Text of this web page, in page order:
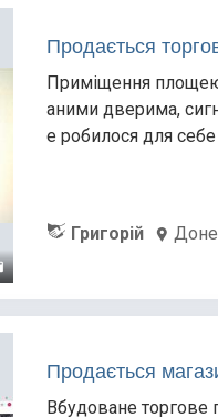
Продається
Приміщення
аними дверима,
е робилося для
Григорій
Продається
Вбудоване торгове